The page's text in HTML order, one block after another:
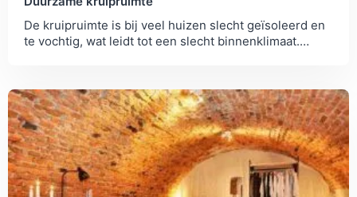
De kruipruimte is bij veel huizen slecht geïsoleerd en
te vochtig, wat leidt tot een slecht binnenklimaat.